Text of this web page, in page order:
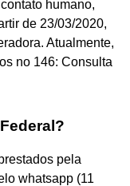
humano,
de 23/03/2020,
Atualmente,
no 146: Consulta
pela
whatsapp (11